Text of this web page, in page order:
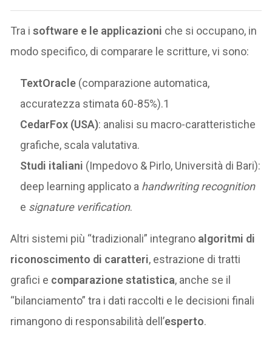
Tra isoftware e le applicazioni che si occupano, in
modo specifico, di comparare le scritture, vi sono:
TextOracle (comparazione automatica,
accuratezza stimata 60-85%).1
CedarFox (USA): analisi su macro-caratteristiche
grafiche, scala valutativa.
Studi italiani (Impedovo & Pirlo, Università di Bari):
deep learning applicato a handwriting recognition
e signature verification.
Altri sistemi più “tradizionali” integrano algoritmi di
riconoscimento di caratteri, estrazione di tratti
grafici e comparazione statistica, anche se il
“bilanciamento” tra i dati raccolti e le decisioni finali
rimangono di responsabilità dell’esperto.